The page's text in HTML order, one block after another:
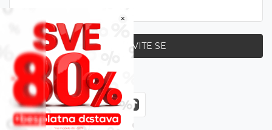
×
PRIJAVITE SE
Zapratite nas